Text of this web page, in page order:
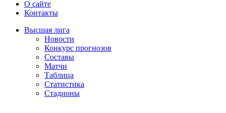
О сайте
Контакты
Высшая лига
Новости
Конкурс прогнозов
Составы
Матчи
Таблица
Статистика
Стадионы